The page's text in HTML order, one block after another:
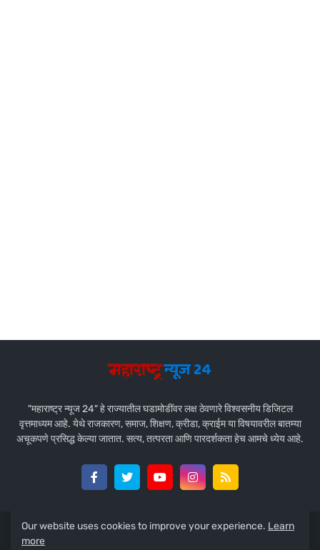
"महाराष्ट्र न्यूज 24" हे राज्यातील घडामोडींवर लक्ष ठेवणारे विश्वसनीय डिजिटल
वृत्तमाध्यम आहे. येथे राजकारण, समाज, शिक्षण, क्रीडा, क्राईम या विषयावरील बातम्या
अचूकपणे प्रसिद्ध केल्या जातात. सत्य, तत्परता आणि पारदर्शकता हेच आमचे ध्येय आहे.
Our website uses cookies to improve your experience. Learn
more